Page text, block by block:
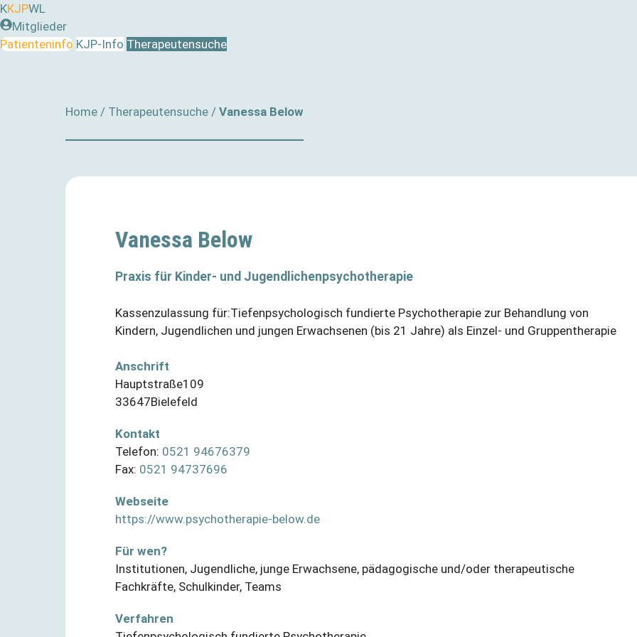
Zum
Inhalt
springen
KKJPWL
Mitglieder
Patienteninfo KJP-Info Therapeutensuche
Home / Therapeutensuche / Vanessa Below
Vanessa Below
Praxis für Kinder- und Jugendlichenpsychotherapie
Kassenzulassung für:Tiefenpsychologisch fundierte Psychotherapie zur Behandlung von
Kindern, Jugendlichen und jungen Erwachsenen (bis 21 Jahre) als Einzel- und Gruppentherapie
Anschrift
Hauptstraße109
33647Bielefeld
Kontakt
Telefon: 0521 94676379
Fax: 0521 94737696
Webseite
https://www.psychotherapie-below.de
Für wen?
Institutionen, Jugendliche, junge Erwachsene, pädagogische und/oder therapeutische
Fachkräfte, Schulkinder, Teams
Verfahren